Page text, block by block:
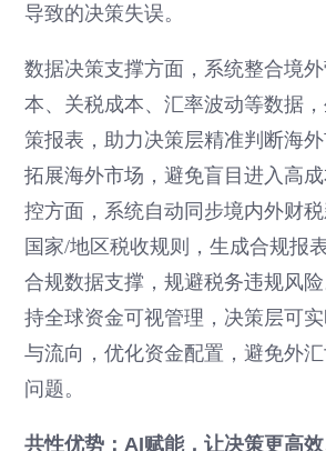
导致的决策失误。
数据决策支撑方面，系统整合境
本、关税成本、汇率波动等数据
策报表，助力决策层精准判断海
拓展海外市场，避免盲目进入高
控方面，系统自动同步境内外财
国家/地区税收规则，生成合规报
合规数据支撑，规避税务违规风
持全球资金可视管理，决策层可
与流向，优化资金配置，避免外
问题。
共性优势：AI赋能，让决策更高